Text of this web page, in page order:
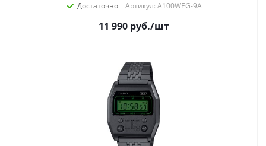
Достаточно Артикул: A100WEG-9A
11 990руб./шт